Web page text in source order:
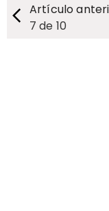
Artículo
7 de 10